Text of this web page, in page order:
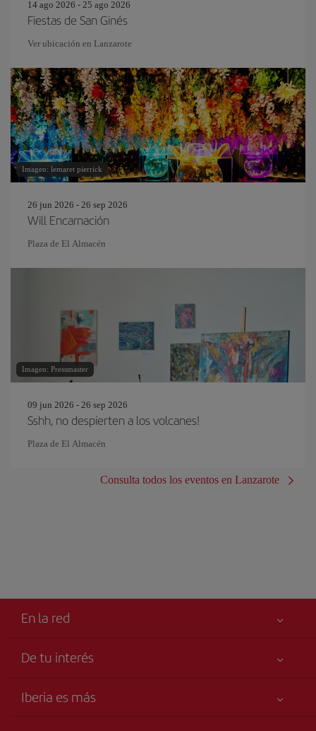
14 ago 2026 - 25 ago 2026
Fiestas de San Ginés
Ver ubicación en Lanzarote
Imagen: lemaret pierrick
26 jun 2026 - 26 sep 2026
Will Encarnación
Plaza de El Almacén
Imagen: Pressmaster
09 jun 2026 - 26 sep 2026
Sshh, no despierten a los volcanes!
Plaza de El Almacén
Consulta todos los eventos en Lanzarote
En la red
De tu interés
Accesibilidad
Iberia es más